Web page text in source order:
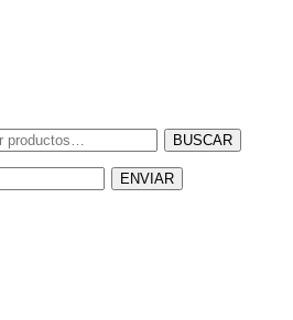
BUSCAR
ENVIAR